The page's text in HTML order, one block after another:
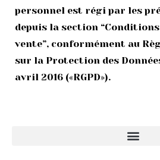
personnel est régi par les
depuis la section “Conditions
vente”, conformément au
sur la Protection des
avril 2016 («RGPD»).